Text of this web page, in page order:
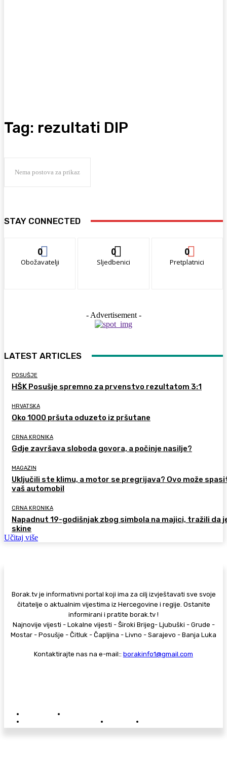
Tag: rezultati DIP
Nema postova za prikaz
STAY CONNECTED
0
Obožavatelji
0
Sljedbenici
0
Pretplatnici
- Advertisement -
LATEST ARTICLES
POSUŠJE
HŠK Posušje spremno za prvenstvo rezultatom 3:1
HRVATSKA
Oko 1000 pršuta oduzeto iz pršutane
CRNA KRONIKA
Gdje završava sloboda govora, a počinje nasilje?
MAGAZIN
Uključili ste klimu, a motor se pregrijava? Ovo može
vaš automobil
CRNA KRONIKA
Napadnut 19-godišnjak zbog simbola na majici, tražili da
skine
Učitaj više
Borak.tv je informativni portal koji ima za cilj izvještavati sve svoje
čitatelje o aktualnim vijestima iz Hercegovine i regije. Ostanite
informirani i pratite borak.tv !
Najnovije vijesti - Lokalne vijesti - Široki Brijeg- Ljubuški - Grude -
Mostar - Posušje - Čitluk - Čapljina - Livno - Sarajevo - Banja Luka
Kontaktirajte nas na e-mail:: borakinfo1@gmail.com